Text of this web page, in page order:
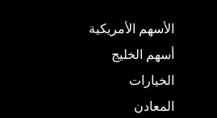
الأسهم الأمريكية
أسهم الخليج
الخيارات
المعادن